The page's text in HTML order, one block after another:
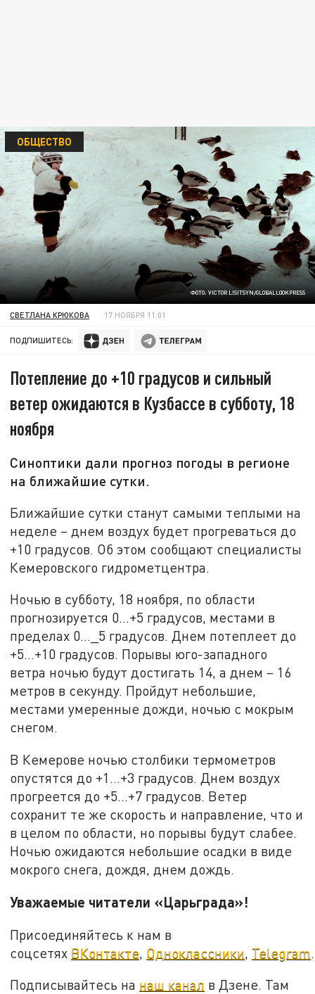
ФОТО: VICTOR LISITSYN/GLOBALLOOKPRESS
ОБЩЕСТВО
СВЕТЛАНА КРЮКОВА 17 НОЯБРЯ 11:01
ПОДПИШИТЕСЬ:
Потепление до +10 градусов и сильный
ветер ожидаются в Кузбассе в субботу, 18
ноября
Синоптики дали прогноз погоды в регионе
на ближайшие сутки.
Ближайшие сутки станут самыми теплыми на
неделе – днем воздух будет прогреваться до
+10 градусов. Об этом сообщают специалисты
Кемеровского гидрометцентра.
Ночью в субботу, 18 ноября, по области
прогнозируется 0…+5 градусов, местами в
пределах 0…_5 градусов. Днем потеплеет до
+5…+10 градусов. Порывы юго-западного
ветра ночью будут достигать 14, а днем – 16
метров в секунду. Пройдут небольшие,
местами умеренные дожди, ночью с мокрым
снегом.
В Кемерове ночью столбики термометров
опустятся до +1…+3 градусов. Днем воздух
прогреется до +5…+7 градусов. Ветер
сохранит те же скорость и направление, что и
в целом по области, но порывы будут слабее.
Ночью ожидаются небольшие осадки в виде
мокрого снега, дождя, днем дождь.
Уважаемые читатели «Царьграда»!
Присоединяйтесь к нам в
соцсетях ВКонтакте Одноклассники Telegram
Подписывайтесь на наш канал в Дзене. Там